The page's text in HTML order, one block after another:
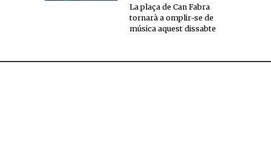
La plaça de Can Fabra
tornarà a omplir-se de
música aquest dissabte